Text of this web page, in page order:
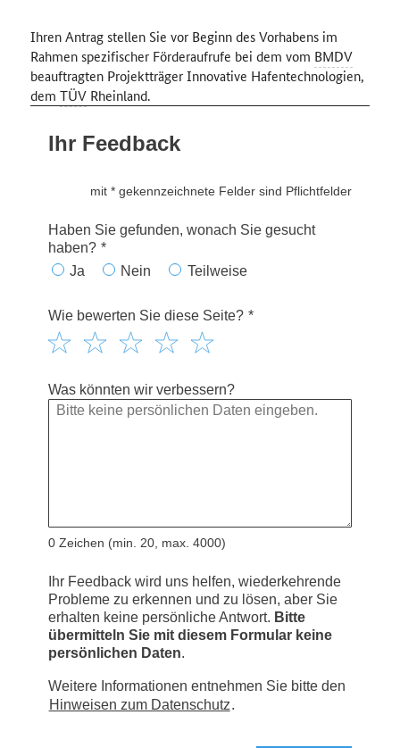
Ihren Antrag stellen Sie vor Beginn des Vorhabens im
Rahmen spezifischer Förderaufrufe bei dem vom BMDV
beauftragten Projektträger Innovative Hafentechnologien,
dem TÜVRheinland.